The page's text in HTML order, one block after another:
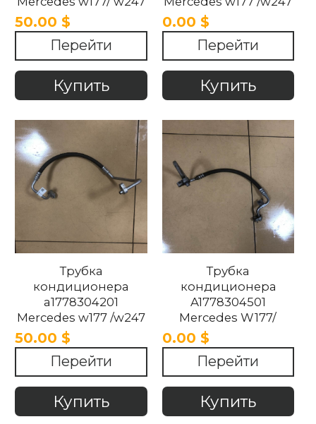
2018-2024
50.00 $
Перейти
Купить
2018-2024
0.00 $
Перейти
Купить
Трубка
кондиционера
a1778304201
Mercedes w177 /w247
2018-2024 .
50.00 $
Перейти
Купить
Трубка
кондиционера
A1778304501
Mercedes W177/
W247 2018-2024
0.00 $
Перейти
Купить